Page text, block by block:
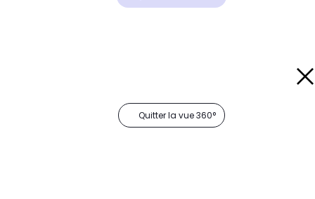
Quitter la vue 360°